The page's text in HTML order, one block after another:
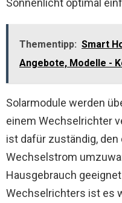
Sonnenlicht optimal
Thementipp: Smart
Angebote, Modelle -
Solarmodule werden
einem Wechselrichter
ist dafür zuständig,
Wechselstrom
Hausgebrauch
Wechselrichters ist es